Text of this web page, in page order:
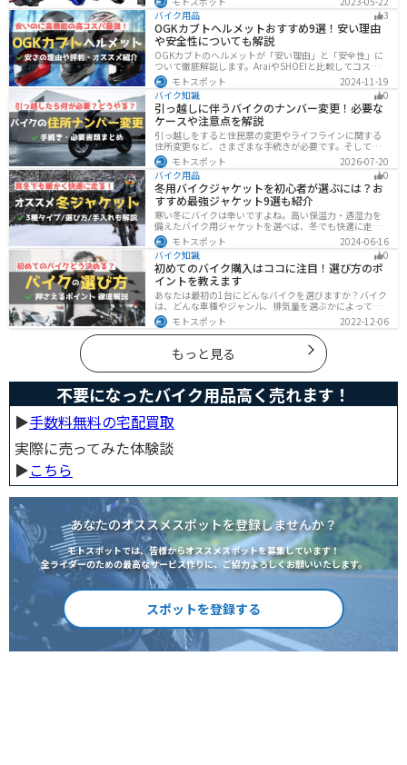
源の種類や選び方、オススメ商品を厳選して紹介します
ので、ぜひ参考にしてください。
バイク用品
3
OGKカブトヘルメットおすすめ9選！安い理由
や安全性についても解説
OGKカブトのヘルメットが「安い理由」と「安全性」に
ついて徹底解説します。AraiやSHOEIと比較してコスパが
高く、信頼性も兼ね備えたOGKカブトのヘルメット。初
心者ライダーからベテランまでおすすめのモデル9選と、
実際の口コミや評判、選び方も詳しく紹介します。
モトスポット
2024-11-19
バイク知識
0
引っ越しに伴うバイクのナンバー変更！必要な
ケースや注意点を解説
引っ越しをすると住民票の変更やライフラインに関する
住所変更など、さまざまな手続きが必要です。そしてバ
イク乗りの場合は、住所変更やナンバー変更といったバ
イクに関する手続きも忘れてはいけません。しかし、必
要な手続きや手順がわからないという方も多いのではな
いでしょうか。ライダー引っ越したらバイクのナンバー
を変えないといけないの？ライダー引っ越し先でも原付
に乗る場合、どんな手続きが必要か知りたいライダー引
っ越したけど忙しくて住所変更もナンバー変更もしてい
ない・・・今回はこのような疑問・お悩みにお
モトスポット
2026-07-20
バイク用品
0
冬用バイクジャケットを初心者が選ぶには？お
すすめ最強ジャケット9選も紹介
寒い冬にバイクは辛いですよね。高い保温力・透湿力を
備えたバイク用ジャケットを選べば、冬でも快適に走る
ことができます！さらに電熱ジャケットであれば、どん
な過酷な環境でも全く寒さを感じずバイクに乗れます。
正しい装備を揃えて今年の冬も乗り切りましょう！
モトスポット
2024-06-16
バイク知識
0
初めてのバイク購入はココに注目！選び方のポ
イントを教えます
あなたは最初の1台にどんなバイクを選びますか？バイク
は、どんな車種やジャンル、排気量を選ぶかによって今
後の楽しみ方が大きく変わるものなので、初めての愛車
選びはとても重要です。この記事ではそんなバイク選び
のオススメポイントをお伝えします。
モトスポット 2022-12-06
もっと見る
不要になったバイク用品高く売れます！
▶︎手数料無料の宅配買取
実際に売ってみた体験談
▶︎こちら
あなたのオススメスポットを登録しませんか？
モトスポットでは、皆様からオススメスポットを募集しています！
全ライダーのための最高なサービス作りに、ご協力よろしくお願いいたします。
スポットを登録する